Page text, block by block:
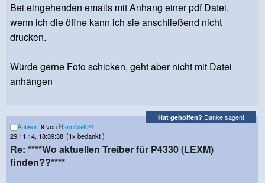
Bei eingehenden emails mit Anhang einer pdf Datei,
wenn ich die öffne kann ich sie anschließend nicht
drucken.
Würde gerne Foto schicken, geht aber nicht mit Datei
anhängen
Hat geholfen? Danke sagen!
Antwort9 von Hannibal624
29.11.14, 18:39:38 (1x bedankt )
Re: ****Wo aktuellen Treiber für P4330 (LEXM)
finden??****